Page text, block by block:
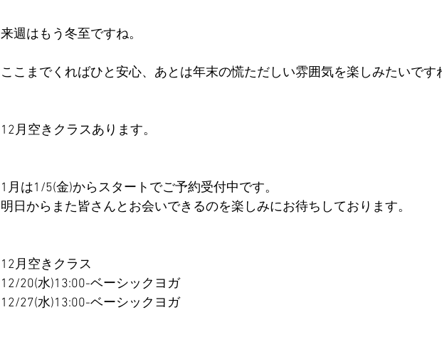
来週はもう冬至ですね。
ここまでくればひと安心、あとは年末の慌ただしい雰囲気を楽しみたいです
12月空きクラスあります。
1月は1/5(金)からスタートでご予約受付中です。
明日からまた皆さんとお会いできるのを楽しみにお待ちしております。
12月空きクラス
12/20(水)13:00-ベーシックヨガ
12/27(水)13:00-ベーシックヨガ